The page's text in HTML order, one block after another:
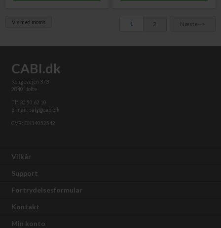
Vis med moms 1 2 Næste-->
CABI.dk
Kongevejen 373
2840 Holte
Tlf. 30 50 62 10
E-mail: salg@cabi.dk
CVR: DK14052542
Vilkår
Support
Fortrydelsesformular
Kontakt
Min konto